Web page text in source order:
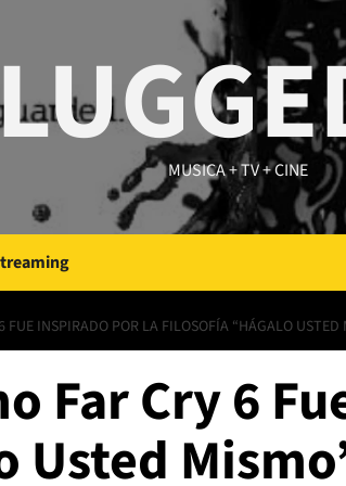
MUSICA + TV + CINE
FUE INSPIRADO POR LA FILOSOFÍA “HÁGALO
Far Cry 6
Usted